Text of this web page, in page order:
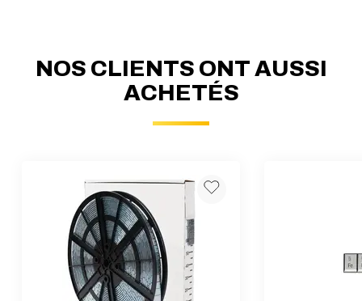
NOS CLIENTS ONT AUSSI
ACHETÉS